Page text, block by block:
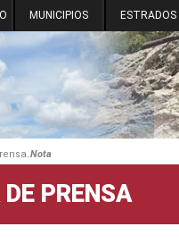
MUNICIPIOS ESTRADOS
.Nota
PRENSA